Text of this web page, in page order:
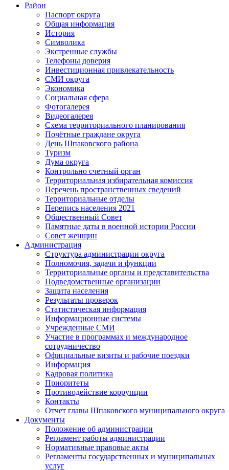
Район
Паспорт округа
Общая информация
История
Символика
Экстренные службы
Телефоны доверия
Инвестиционная привлекательность
СМИ округа
Экономика
Социальная сфера
Фотогалерея
Видеогалерея
Схема территориального планирования
Почётные граждане округа
День Шпаковского района
Туризм
Дума округа
Контрольно счетный орган
Территориальная избирательная комиссия
Перечень пространственных сведений
Территориальные отделы
Перепись населения 2021
Общественный Совет
Памятные даты в военной истории России
Совет женщин
Администрация
Структура администрации округа
Полномочия, задачи и функции
Территориальные органы и представительства
Подведомственные организации
Защита населения
Результаты проверок
Статистическая информация
Информационные системы
Учрежденные СМИ
Участие в программах и международное
сотрудничество
Официальные визиты и рабочие поездки
Информация
Кадровая политика
Приоритеты
Противодействие коррупции
Контакты
Отчет главы Шпаковского муниципального округа
Документы
Положение об администрации
Регламент работы администрации
Нормативные правовые акты
Регламенты государственных и муниципальных
услуг